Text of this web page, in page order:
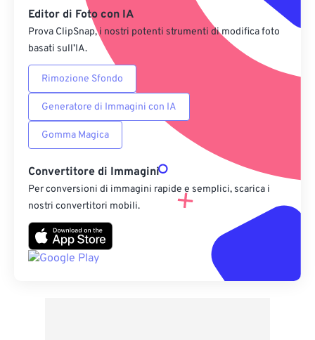
Editor di Foto con IA
Prova ClipSnap, i nostri potenti strumenti di modifica foto
basati sull’IA.
Rimozione Sfondo
Generatore di Immagini con IA
Gomma Magica
Convertitore di Immagini
Per conversioni di immagini rapide e semplici, scarica i
nostri convertitori mobili.